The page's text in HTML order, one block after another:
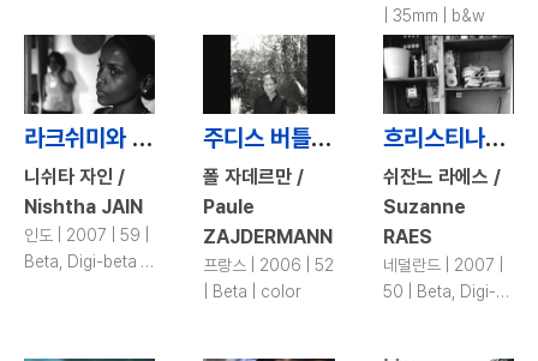
| 35mm | b&w
라크쉬미와 나 / Lakshmi and Me
니쉬타 자인 /
Nishtha JAIN
인도 | 2007 | 59 |
Beta, Digi-beta |
주디스 버틀러: 제 삼의 철학 / Judith Butler: Philosophical Encounters of the Third Kind
폴 자데르만 /
Paule
ZAJDERMANN
프랑스 | 2006 | 52
| Beta | color
흐리스티나의 집 / The Houses of Hristina
쉬잔느 라에스 /
Suzanne
RAES
네덜란드 | 2007 |
50 | Beta, Digi-